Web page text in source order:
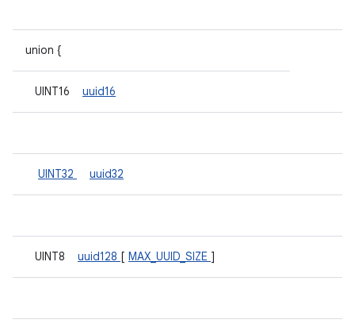
union {
UINT16 uuid16
UINT32 uuid32
UINT8 uuid128 [ MAX_UUID_SIZE ]